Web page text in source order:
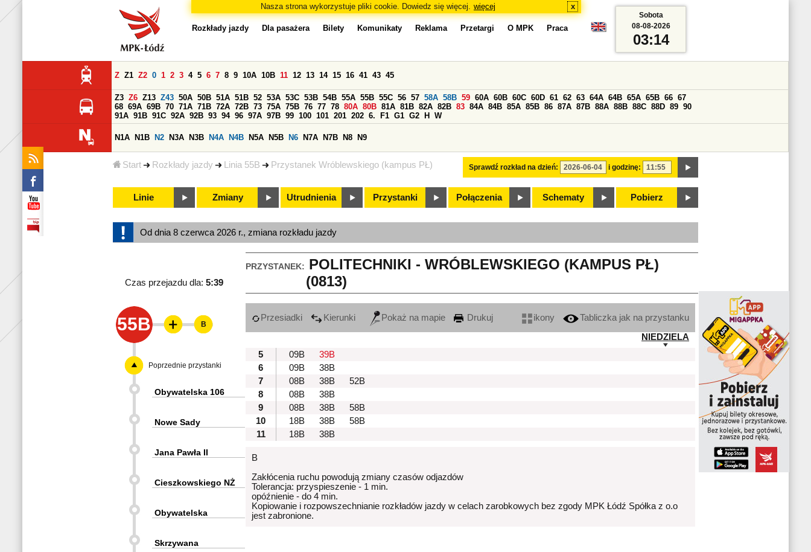
Nasza strona wykorzystuje pliki cookie. Dowiedz się więcej. więcej x
Start Rozkłady jazdy Linia 55B Przystanek Wróblewskiego (kampus PŁ)
Rozkłady jazdy Dla pasażera Bilety Komunikaty Reklama Przetargi O MPK Praca
Sprawdź rozkład na dzień: i godzinę:
Z Z1 Z2 0 1 2 3 4 5 6 7 8 9 10A 10B 11 12 13 14 15 16 41 43 45
Z3 Z6 Z13 Z43 50A 50B 51A 51B 52 53A 53C 53B 54B 55A 55B 55C 56 57 58A 58B 59 60A 60B 60C 60D 61 62 63 64A 64B 65A 65B 66 67
68 69A 69B 70 71A 71B 72A 72B 73 75A 75B 76 77 78 80A 80B 81A 81B 82A 82B 83 84A 84B 85A 85B 86 87A 87B 88A 88B 88C 88D 89 90
91A 91B 91C 92A 92B 93 94 96 97A 97B 99 100 101 201 202 6. F1 G1 G2 H W
N1A N1B N2 N3A N3B N4A N4B N5A N5B N6 N7A N7B N8 N9
Linie Zmiany Utrudnienia Przystanki Połączenia Schematy Pobierz
Sobota
08-08-2026
03:14
Od dnia 8 czerwca 2026 r., zmiana rozkładu jazdy
PRZYSTANEK: POLITECHNIKI - WRÓBLEWSKIEGO (KAMPUS PŁ)
(0813)
Czas przejazdu dla: 5:39
55B Przesiadki Kierunki Pokaż na mapie Drukuj ikony
Tabliczka jak na przystanku
NIEDZIELA
5
09B
39B
6
09B
38B
7
08B 38B
52B
8
08B
38B
9
08B 38B
58B
10
18B 38B
58B
11
18B 38B
B
Zakłócenia ruchu powodują zmiany czasów odjazdów
Tolerancja: przyspieszenie - 1 min.
opóźnienie - do 4 min.
Kopiowanie i rozpowszechnianie rozkładów jazdy w celach zarobkowych bez zgody MPK Łódź Spółka z o.o
jest zabronione.
B
Poprzednie przystanki
Obywatelska 106
Nowe Sady
Jana Pawła II
Cieszkowskiego NŻ
Obywatelska
Skrzywana